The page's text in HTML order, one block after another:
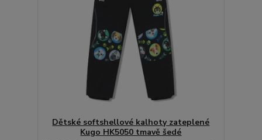
Dětské softshellové kalhoty zateplené
Kugo HK5050 tmavě šedé